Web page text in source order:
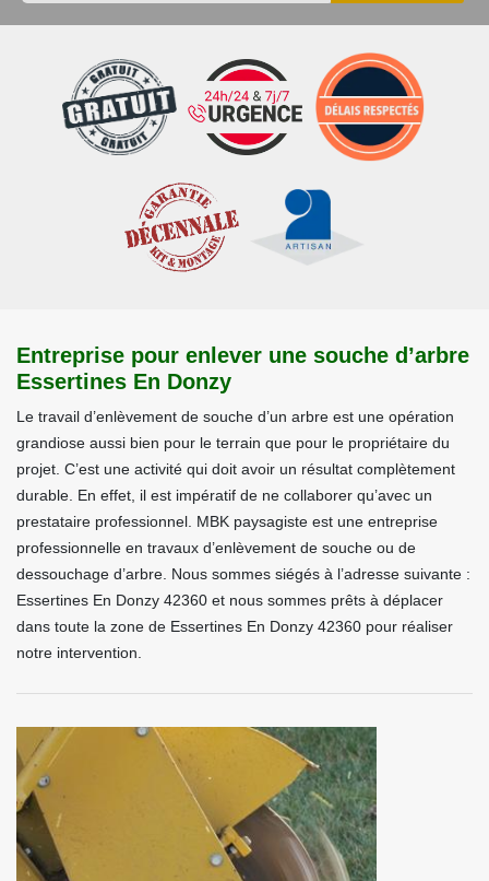
Entreprise pour enlever une souche d’arbre
Essertines En Donzy
Le travail d’enlèvement de souche d’un arbre est une opération
grandiose aussi bien pour le terrain que pour le propriétaire du
projet. C’est une activité qui doit avoir un résultat complètement
durable. En effet, il est impératif de ne collaborer qu’avec un
prestataire professionnel. MBK paysagiste est une entreprise
professionnelle en travaux d’enlèvement de souche ou de
dessouchage d’arbre. Nous sommes siégés à l’adresse suivante :
Essertines En Donzy 42360 et nous sommes prêts à déplacer
dans toute la zone de Essertines En Donzy 42360 pour réaliser
notre intervention.